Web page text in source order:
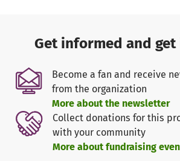
Spiel zurückgeben!
Jeder Beitrag zählt – seien Sie Teil
und helfen Sie mit, unseren Kindern
Gesicht zu zaubern.
Vielen Dank für Ihre Unterstützung im
und des Teams der Grundschule Echem.
Get informed and
Become a fan and receive
from the organization
More about the newsletter
Collect donations for this
with your community
More about fundraising